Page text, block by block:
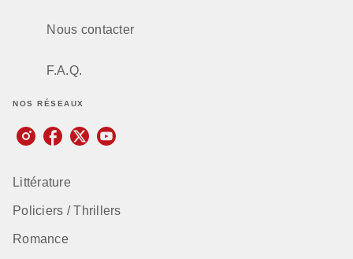
Nous contacter
F.A.Q.
NOS RÉSEAUX
Littérature
Policiers / Thrillers
Romance